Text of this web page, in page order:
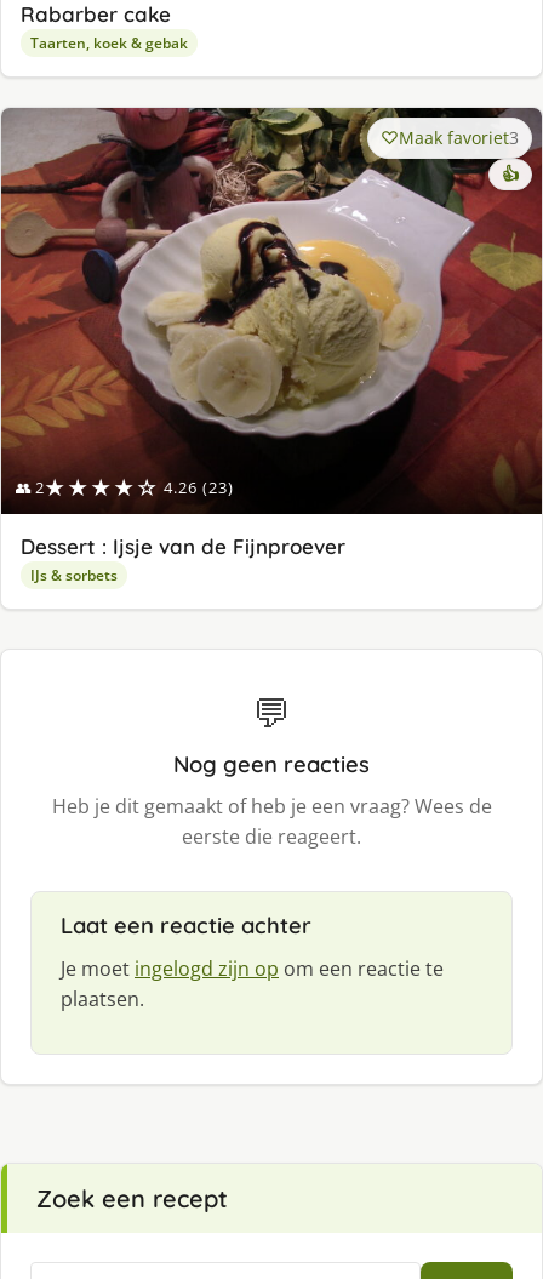
Rabarber cake
Taarten, koek & gebak
👥 2★★★★☆ 4.26 (23)
Maak favoriet3
👍
Dessert : Ijsje van de Fijnproever
IJs & sorbets
💬
Nog geen reacties
Heb je dit gemaakt of heb je een vraag? Wees de
eerste die reageert.
Laat een reactie achter
Je moet ingelogd zijn op om een reactie te
plaatsen.
Zoek een recept